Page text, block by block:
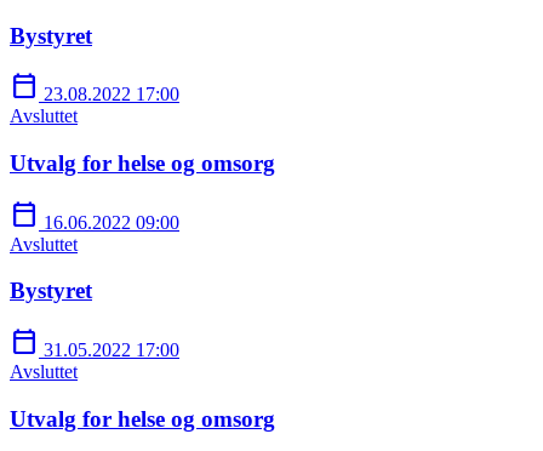
Bystyret
calendar_today 23.08.2022 17:00
Avsluttet
Utvalg for helse og omsorg
calendar_today 16.06.2022 09:00
Avsluttet
Bystyret
calendar_today 31.05.2022 17:00
Avsluttet
Utvalg for helse og omsorg